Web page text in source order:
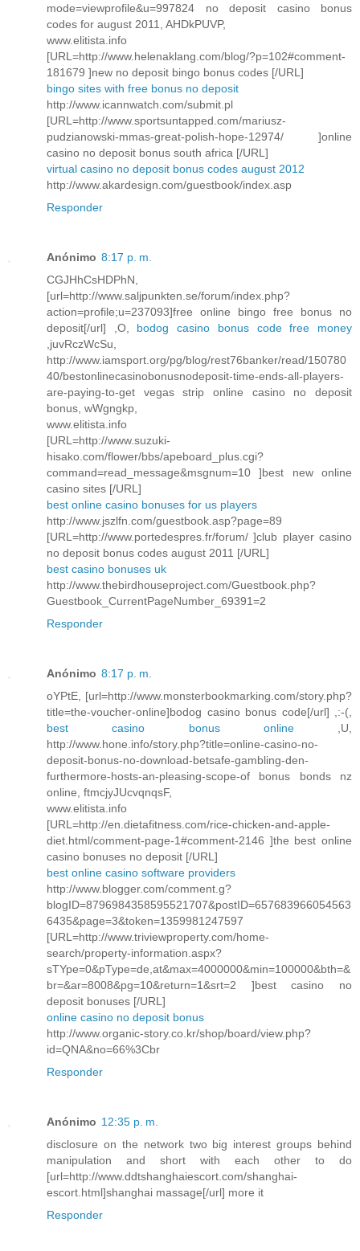
mode=viewprofile&u=997824 no deposit casino bonus
codes for august 2011, AHDkPUVP,
www.elitista.info
[URL=http://www.helenaklang.com/blog/?p=102#comment-
181679 ]new no deposit bingo bonus codes [/URL]
bingo sites with free bonus no deposit
http://www.icannwatch.com/submit.pl
[URL=http://www.sportsuntapped.com/mariusz-
pudzianowski-mmas-great-polish-hope-12974/ ]online
casino no deposit bonus south africa [/URL]
virtual casino no deposit bonus codes august 2012
http://www.akardesign.com/guestbook/index.asp
Responder
Anónimo 8:17 p. m.
CGJHhCsHDPhN,
[url=http://www.saljpunkten.se/forum/index.php?
action=profile;u=237093]free online bingo free bonus no
deposit[/url] ,O, bodog casino bonus code free money
,juvRczWcSu,
http://www.iamsport.org/pg/blog/rest76banker/read/150780
40/bestonlinecasinobonusnodeposit-time-ends-all-players-
are-paying-to-get vegas strip online casino no deposit
bonus, wWgngkp,
www.elitista.info
[URL=http://www.suzuki-
hisako.com/flower/bbs/apeboard_plus.cgi?
command=read_message&msgnum=10 ]best new online
casino sites [/URL]
best online casino bonuses for us players
http://www.jszlfn.com/guestbook.asp?page=89
[URL=http://www.portedespres.fr/forum/ ]club player casino
no deposit bonus codes august 2011 [/URL]
best casino bonuses uk
http://www.thebirdhouseproject.com/Guestbook.php?
Guestbook_CurrentPageNumber_69391=2
Responder
Anónimo 8:17 p. m.
oYPtE, [url=http://www.monsterbookmarking.com/story.php?
title=the-voucher-online]bodog casino bonus code[/url] ,:-(,
best casino bonus online,U,
http://www.hone.info/story.php?title=online-casino-no-
deposit-bonus-no-download-betsafe-gambling-den-
furthermore-hosts-an-pleasing-scope-of bonus bonds nz
online, ftmcjyJUcvqnqsF,
www.elitista.info
[URL=http://en.dietafitness.com/rice-chicken-and-apple-
diet.html/comment-page-1#comment-2146 ]the best online
casino bonuses no deposit [/URL]
best online casino software providers
http://www.blogger.com/comment.g?
blogID=8796984358595521707&postID=657683966054563
6435&page=3&token=1359981247597
[URL=http://www.triviewproperty.com/home-
search/property-information.aspx?
sTYpe=0&pType=de,at&max=4000000&min=100000&bth=&
br=&ar=8008&pg=10&return=1&srt=2 ]best casino no
deposit bonuses [/URL]
online casino no deposit bonus
http://www.organic-story.co.kr/shop/board/view.php?
id=QNA&no=66%3Cbr
Responder
Anónimo 12:35 p. m.
disclosure on the network two big interest groups behind
manipulation and short with each other to do
[url=http://www.ddtshanghaiescort.com/shanghai-
escort.html]shanghai massage[/url] more it
Responder